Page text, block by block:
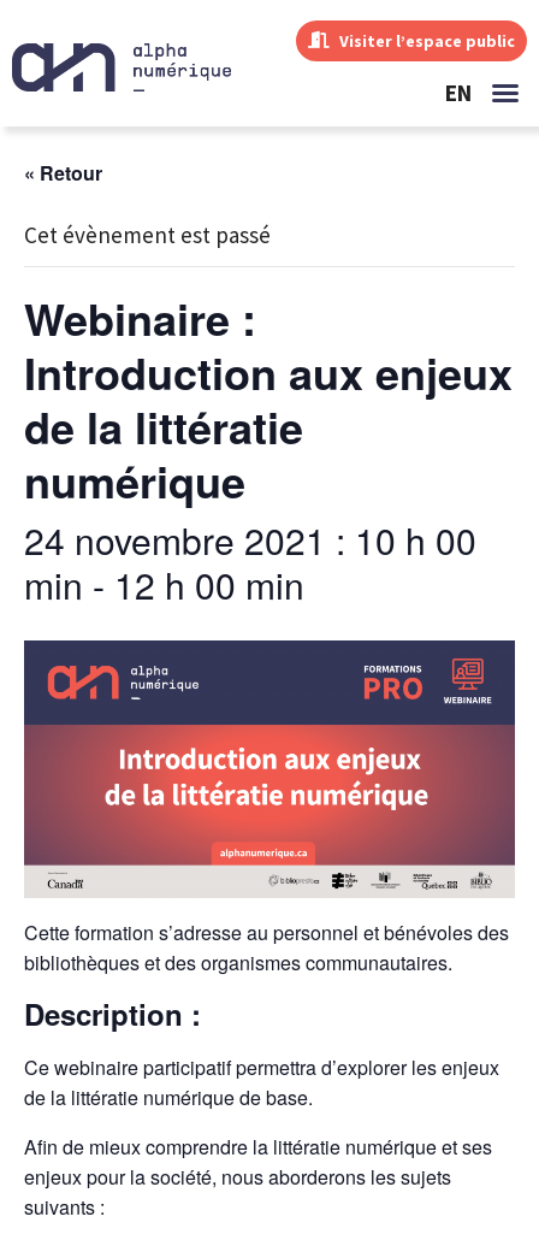
Visiter l’espace public
EN
« Retour
Cet évènement est passé
Webinaire :
Introduction aux enjeux
de la littératie
numérique
24 novembre 2021 : 10 h 00
min - 12 h 00 min
Cette formation s’adresse au personnel et bénévoles des
bibliothèques et des organismes communautaires.
Description :
Ce webinaire participatif permettra d’explorer les enjeux
de la littératie numérique de base.
Afin de mieux comprendre la littératie numérique et ses
enjeux pour la société, nous aborderons les sujets
suivants :